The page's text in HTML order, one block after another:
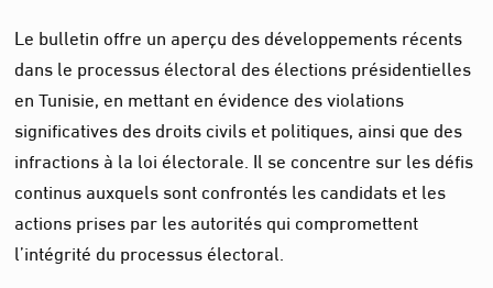
Le bulletin offre un aperçu des développements récents
dans le processus électoral des élections présidentielles
en Tunisie, en mettant en évidence des violations
significatives des droits civils et politiques, ainsi que des
infractions à la loi électorale. Il se concentre sur les défis
continus auxquels sont confrontés les candidats et les
actions prises par les autorités qui compromettent
l’intégrité du processus électoral.